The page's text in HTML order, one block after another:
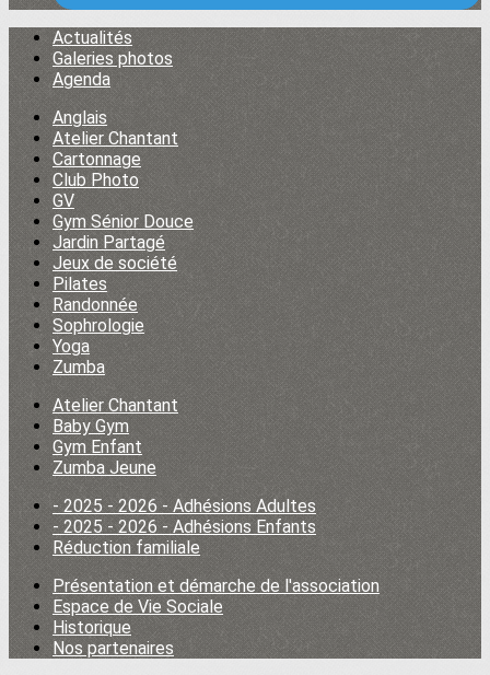
Actualités
Galeries photos
Agenda
Anglais
Atelier Chantant
Cartonnage
Club Photo
GV
Gym Sénior Douce
Jardin Partagé
Jeux de société
Pilates
Randonnée
Sophrologie
Yoga
Zumba
Atelier Chantant
Baby Gym
Gym Enfant
Zumba Jeune
- 2025 - 2026 - Adhésions Adultes
- 2025 - 2026 - Adhésions Enfants
Réduction familiale
Présentation et démarche de l'association
Espace de Vie Sociale
Historique
Nos partenaires